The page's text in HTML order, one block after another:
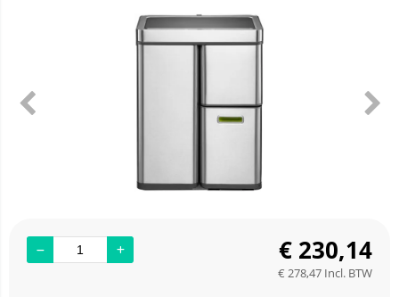
€ 230,14
€ 278,47 Incl. BTW